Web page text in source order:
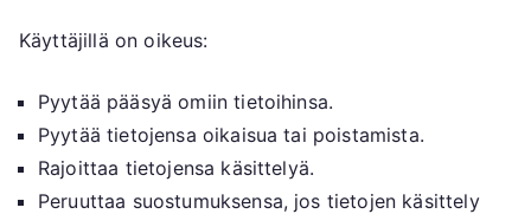
Käyttäjillä on oikeus:
Pyytää pääsyä omiin tietoihinsa.
Pyytää tietojensa oikaisua tai poistamista.
Rajoittaa tietojensa käsittelyä.
Peruuttaa suostumuksensa, jos tietojen käsittely